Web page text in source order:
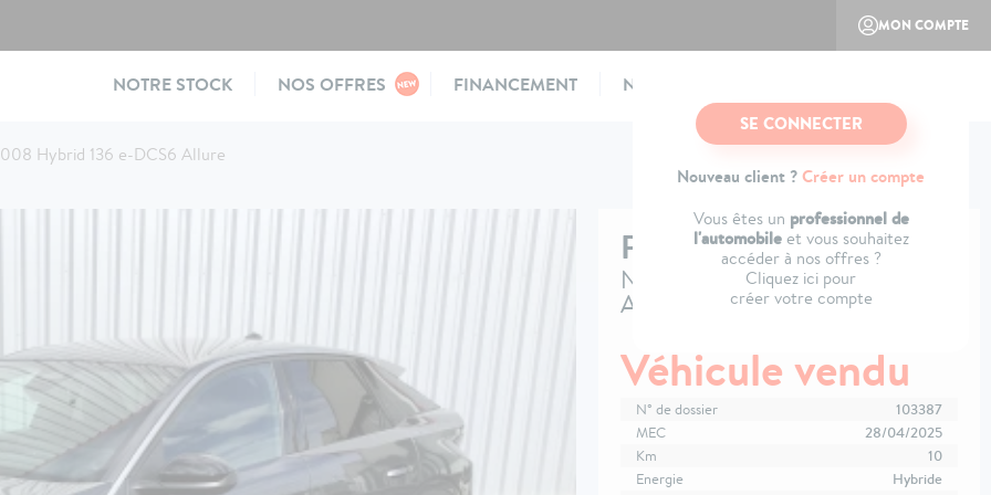
MON COMPTE
SE CONNECTER
Nouveau client ?Créer un compte
Vous êtes un professionnel de
l'automobileet vous souhaitez
accéder à nos offres ?
Cliquez ici pour
créer votre compte
Main
NOTRE STOCK NOS OFFRES FINANCEMENT NOTRE CONCEPT
Hybrid 136 e-DCS6 Allure
PEUGEOT3008
Nouveau Hybrid 136 e-DCS6
Allure
Véhicule vendu
N° de dossier
103387
MEC
28/04/2025
Km
10
Energie
Hybride